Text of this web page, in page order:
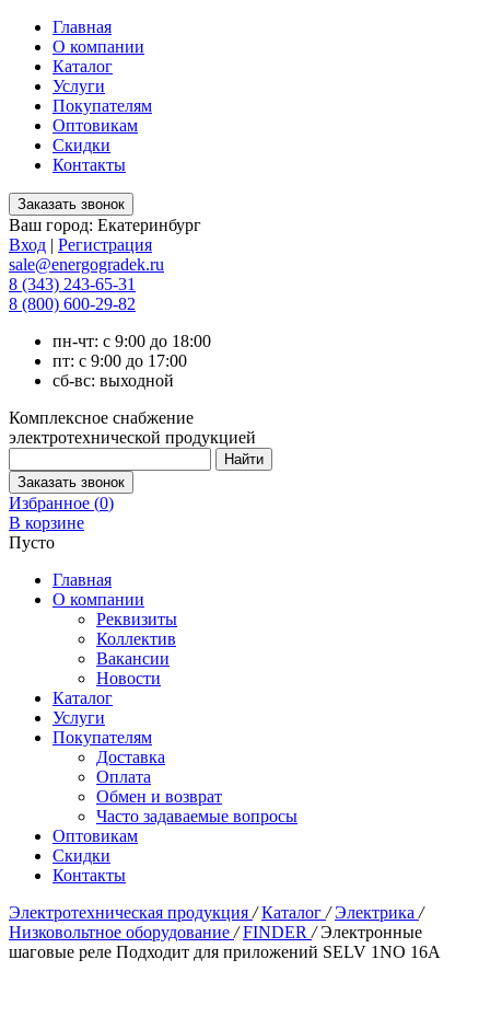
Главная
О компании
Каталог
Услуги
Покупателям
Оптовикам
Скидки
Контакты
Ваш город: Екатеринбург
Вход | Регистрация
sale@energogradek.ru
8 (343) 243-65-31
8 (800) 600-29-82
пн-чт: с 9:00 до 18:00
пт: с 9:00 до 17:00
сб-вс: выходной
Комплексное снабжение
электротехнической продукцией
Избранное (0)
В корзине
Пусто
Главная
О компании
Реквизиты
Коллектив
Вакансии
Новости
Каталог
Услуги
Покупателям
Доставка
Оплата
Обмен и возврат
Часто задаваемые вопросы
Оптовикам
Скидки
Контакты
Электротехническая продукция / Каталог / Электрика /
Низковольтное оборудование / FINDER / Электронные
шаговые реле Подходит для приложений SELV 1NO 16A